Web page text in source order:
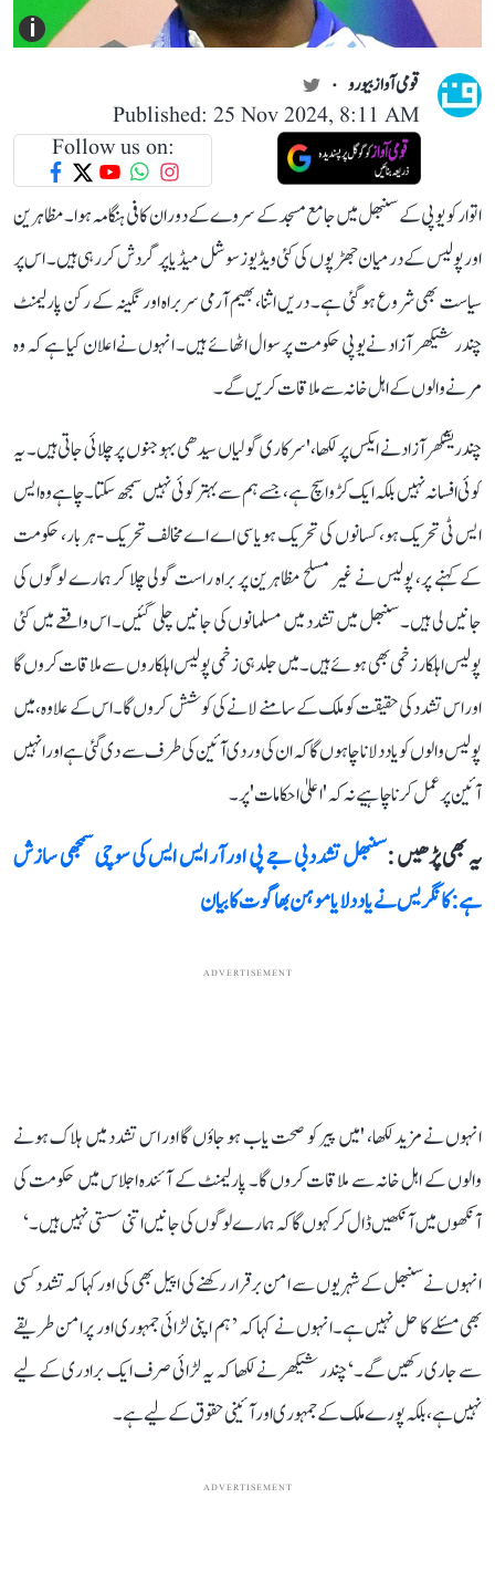
i
قومی آواز بیورو
Published: 25 Nov 2024, 8:11 AM
Follow us on:
اتوار کو یوپی کے سنبھل میں جامع مسجد کے سروے کے دوران کافی ہنگامہ ہوا۔ مظاہرین
اور پولیس کے درمیان جھڑپوں کی کئی ویڈیوز سوشل میڈیا پر گردش کر رہی ہیں۔ اس پر
سیاست بھی شروع ہو گئی ہے۔ دریں اثنا، بھیم آرمی سربراہ اور نگینہ کے رکن پارلیمنٹ
چندر شیکھر آزاد نے یوپی حکومت پر سوال اٹھائے ہیں۔ انہوں نے اعلان کیا ہے کہ وہ
مرنے والوں کے اہل خانہ سے ملاقات کریں گے۔
چندریشکھر آزاد نے ایکس پر لکھا، 'سرکاری گولیاں سیدھی بہوجنوں پر چلائی جاتی ہیں۔ یہ
کوئی افسانہ نہیں بلکہ ایک کڑوا سچ ہے، جسے ہم سے بہتر کوئی نہیں سمجھ سکتا۔ چاہے وہ ایس
ایس ٹی تحریک ہو، کسانوں کی تحریک ہو یا سی اے اےمخالف تحریک - ہر بار، حکومت
کے کہنے پر، پولیس نے غیر مسلح مظاہرین پر براہ راست گولی چلا کر ہمارے لوگوں کی
جانیں لی ہیں۔ سنبھل میں تشدد میں مسلمانوں کی جانیں چلی گئیں۔ اس واقعے میں کئی
پولیس اہلکار زخمی بھی ہوئے ہیں۔ میں جلد ہی زخمی پولیس اہلکاروں سے ملاقات کروں گا
اور اس تشدد کی حقیقت کو ملک کے سامنے لانے کی کوشش کروں گا۔ اس کے علاوہ، میں
پولیس والوں کو یاد دلانا چاہوں گا کہ ان کی وردی آئین کی طرف سے دی گئی ہے اور انہیں
آئین پر عمل کرنا چاہیے نہ کہ 'اعلیٰ احکامات' پر۔
یہ بھی پڑھیں :سنبھل تشدد بی جے پی اورآر ایس ایس کی سوچی سمجھی سازش
ہے:کانگریس نے یاد دلایا موہن بھاگوت کا بیان
ADVERTISEMENT
انہوں نے مزید لکھا، 'میں پیر کو صحت یاب ہو جاؤں گا اور اس تشدد میں ہلاک ہونے
والوں کے اہل خانہ سے ملاقات کروں گا۔ پارلیمنٹ کے آئندہ اجلاس میں حکومت کی
آنکھوں میں آنکھیں ڈال کر کہوں گا کہ ہمارے لوگوں کی جانیں اتنی سستی نہیں ہیں۔‘
انہوں نے سنبھل کے شہریوں سے امن برقرار رکھنے کی اپیل بھی کی اور کہا کہ تشدد کسی
بھی مسئلے کا حل نہیں ہے۔انہوں نے کہا کہ ’ ہم اپنی لڑائی جمہوری اور پرامن طریقے
سے جاری رکھیں گے۔‘ چندر شیکھر نے لکھا کہ یہ لڑائی صرف ایک برادری کے لیے
نہیں ہے، بلکہ پورے ملک کے جمہوری اور آئینی حقوق کے لیے ہے۔
ADVERTISEMENT